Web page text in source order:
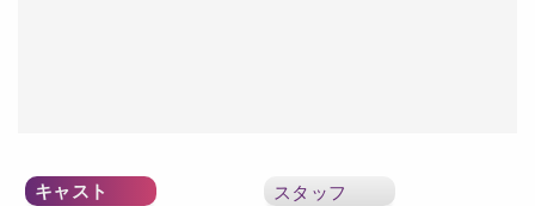
スタッフ
キャスト